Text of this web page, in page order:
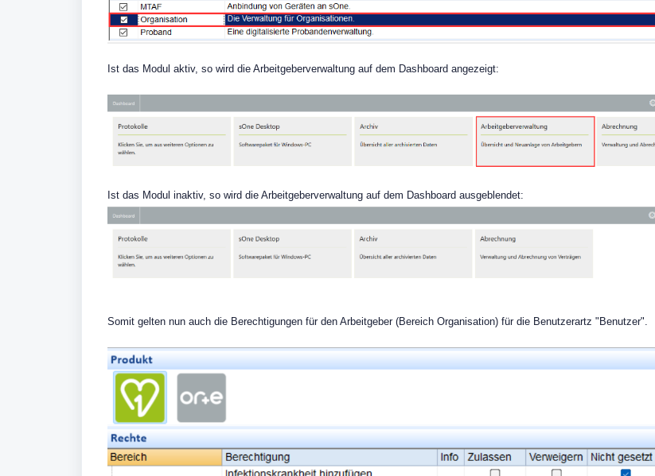
Ist das Modul aktiv, so wird die Arbeitgeberverwaltung auf dem Dashboard angezeigt:
Ist das Modul inaktiv, so wird die Arbeitgeberverwaltung auf dem Dashboard ausgeblendet:
Somit gelten nun auch die Berechtigungen für den Arbeitgeber (Bereich Organisation) für die Benutzerartz "Benutzer".